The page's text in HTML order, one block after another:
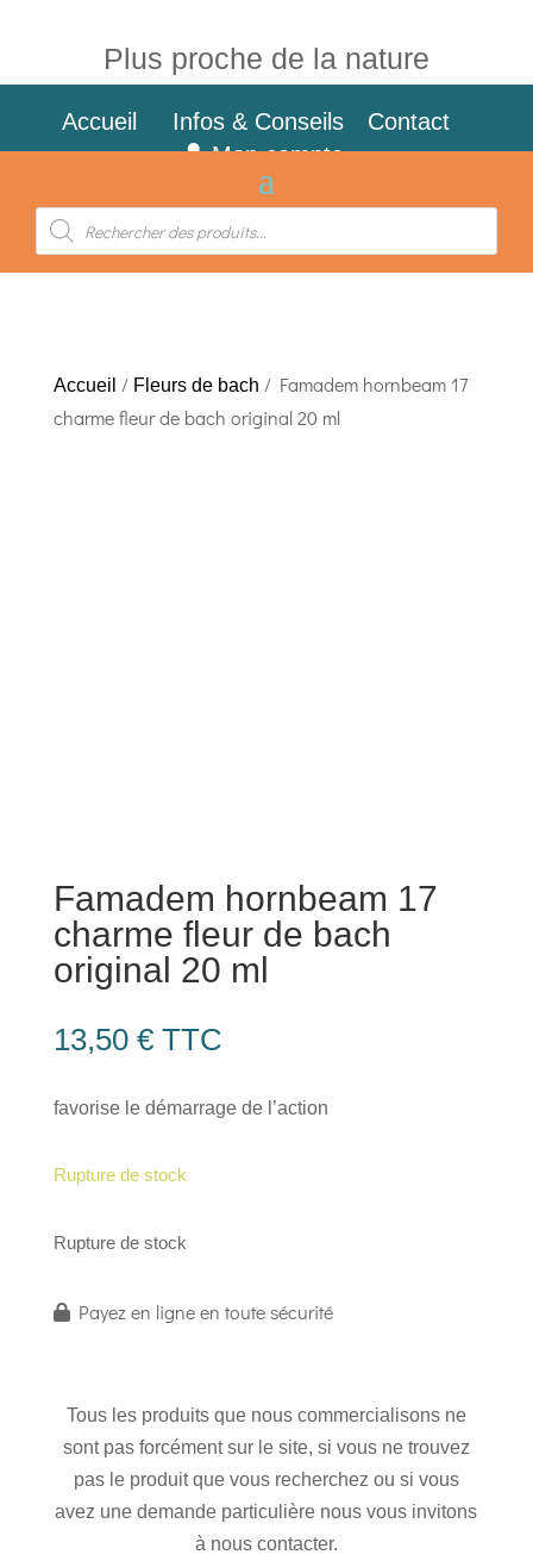
Plus proche de la nature
Accueil Infos & Conseils
Contact
Mon compte
Recherche
produits
Accueil / Fleurs de bach / Famadem hornbeam 17
charme fleur de bach original 20 ml
Famadem hornbeam 17
charme fleur de bach
original 20 ml
13,50 € TTC
favorise le démarrage de l’action
Rupture de stock
Rupture de stock
Payez en ligne en toute sécurité
Tous les produits que nous commercialisons ne
sont pas forcément sur le site, si vous ne trouvez
pas le produit que vous recherchez ou si vous
avez une demande particulière nous vous invitons
à nous contacter.